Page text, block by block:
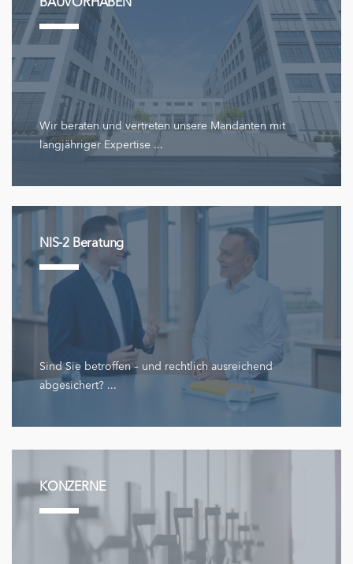
BAUVORHABEN
Wir beraten und vertreten unsere Mandanten mit
langjähriger Expertise ...
NIS-2 Beratung
Sind Sie betroffen – und rechtlich ausreichend
abgesichert? ...
KONZERNE